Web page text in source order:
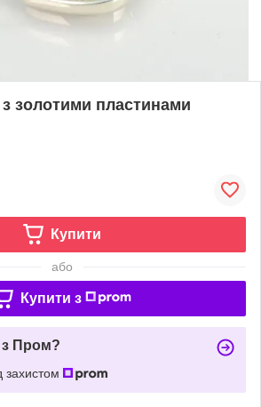
з золотими пластинами
Купити
або
Купити з
з Пром?
захистом